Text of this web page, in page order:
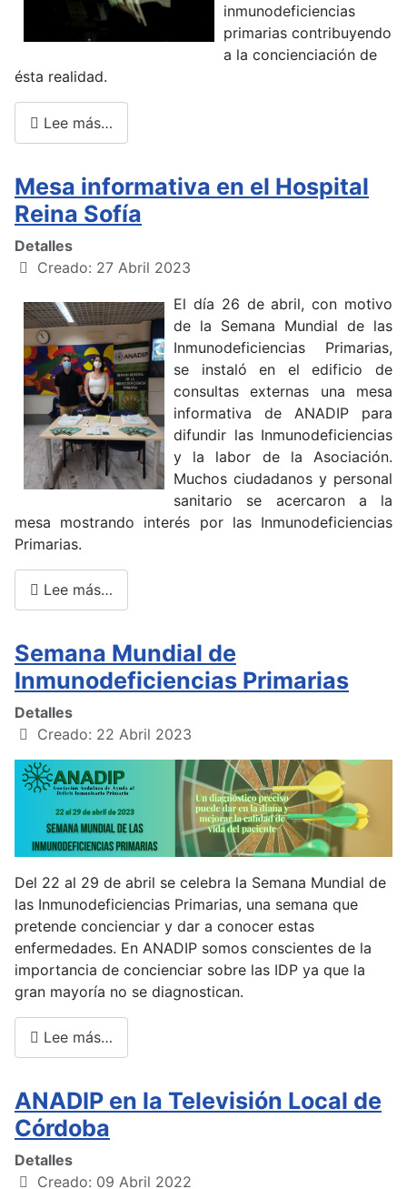
inmunodeficiencias
primarias contribuyendo
a la concienciación de
ésta realidad.
Lee más…
Mesa informativa en el Hospital
Reina Sofía
Detalles
Creado: 27 Abril 2023
El día 26 de abril, con motivo
de la Semana Mundial de las
Inmunodeficiencias Primarias,
se instaló en el edificio de
consultas externas una mesa
informativa de ANADIP para
difundir las Inmunodeficiencias
y la labor de la Asociación.
Muchos ciudadanos y personal
sanitario se acercaron a la
mesa mostrando interés por las Inmunodeficiencias
Primarias.
Lee más…
Semana Mundial de
Inmunodeficiencias Primarias
Detalles
Creado: 22 Abril 2023
Del 22 al 29 de abril se celebra la Semana Mundial de
las Inmunodeficiencias Primarias, una semana que
pretende concienciar y dar a conocer estas
enfermedades. En ANADIP somos conscientes de la
importancia de concienciar sobre las IDP ya que la
gran mayoría no se diagnostican.
Lee más…
ANADIP en la Televisión Local de
Córdoba
Detalles
Creado: 09 Abril 2022